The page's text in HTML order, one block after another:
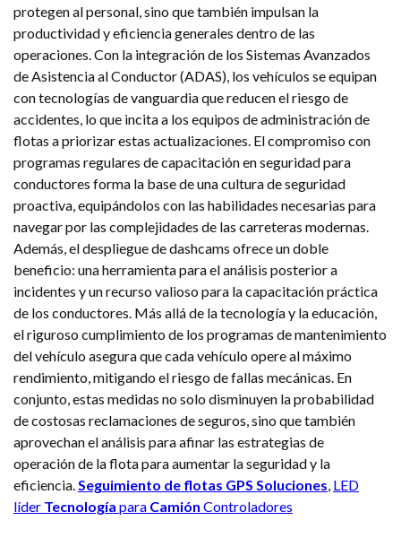
protegen al personal, sino que también impulsan la
productividad y eficiencia generales dentro de las
operaciones. Con la integración de los Sistemas Avanzados
de Asistencia al Conductor (ADAS), los vehículos se equipan
con tecnologías de vanguardia que reducen el riesgo de
accidentes, lo que incita a los equipos de administración de
flotas a priorizar estas actualizaciones. El compromiso con
programas regulares de capacitación en seguridad para
conductores forma la base de una cultura de seguridad
proactiva, equipándolos con las habilidades necesarias para
navegar por las complejidades de las carreteras modernas.
Además, el despliegue de dashcams ofrece un doble
beneficio: una herramienta para el análisis posterior a
incidentes y un recurso valioso para la capacitación práctica
de los conductores. Más allá de la tecnología y la educación,
el riguroso cumplimiento de los programas de mantenimiento
del vehículo asegura que cada vehículo opere al máximo
rendimiento, mitigando el riesgo de fallas mecánicas. En
conjunto, estas medidas no solo disminuyen la probabilidad
de costosas reclamaciones de seguros, sino que también
aprovechan el análisis para afinar las estrategias de
operación de la flota para aumentar la seguridad y la
eficiencia.Seguimiento de flotas GPS Soluciones, LED
líder Tecnología para Camión Controladores